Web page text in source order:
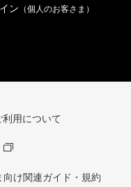
ン （個人のお客さま）
用について
け関連ガイド・規約